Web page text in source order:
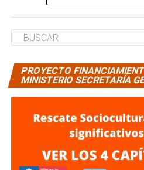
PROYECTO
MINISTERIO SECRETARÍA